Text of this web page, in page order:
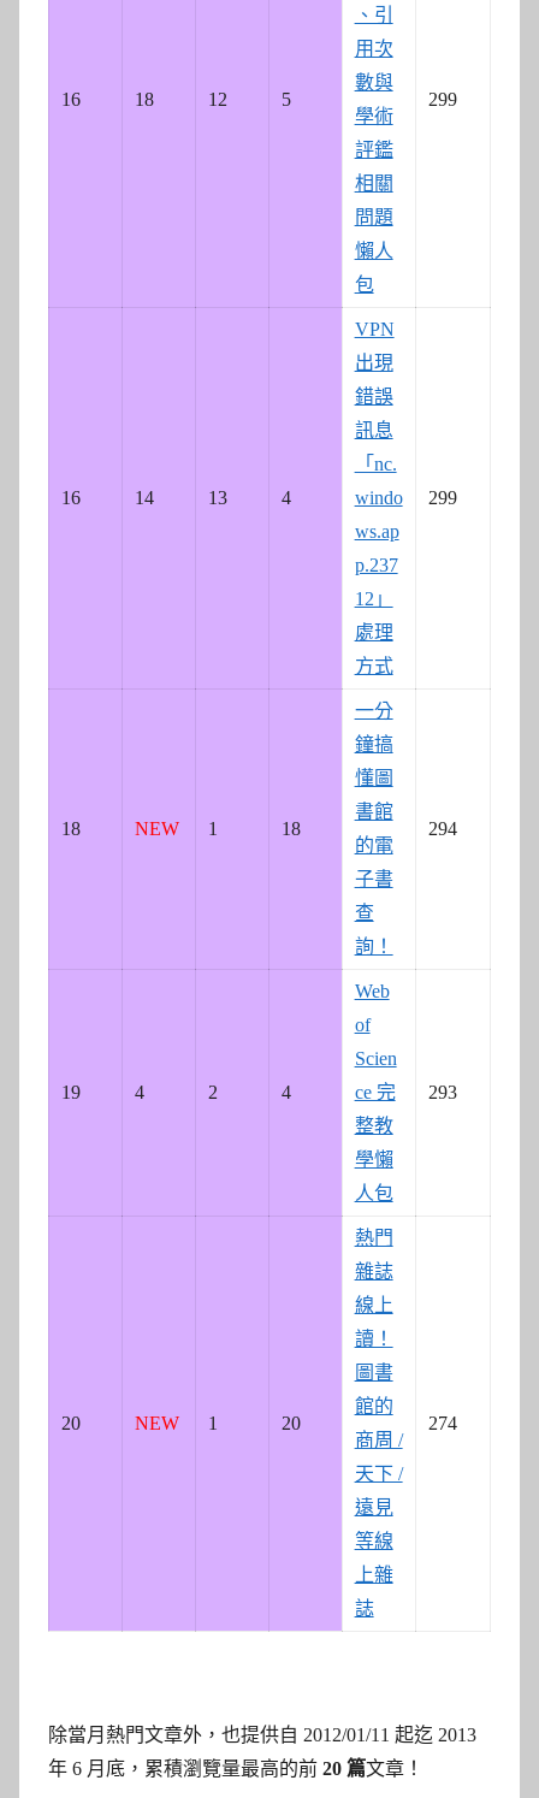
16 18 12 5
、引
用次
數與
學術
評鑑
相關
問題
懶人
包
299
16 14 13 4
VPN
出現
錯誤
訊息
「nc.
windo
ws.ap
p.237
12」
處理
方式
299
18 NEW 1 18
一分
鐘搞
懂圖
書館
的電
子書
查
詢！
294
19 4 2 4
Web
of
Scien
ce 完
整教
學懶
人包
293
20 NEW 1 20
熱門
雜誌
線上
讀！
圖書
館的
商周 /
天下 /
遠見
等線
上雜
誌
274
除當月熱門文章外，也提供自 2012/01/11 起迄 2013
年 6 月底，累積瀏覽量最高的前 20 篇文章！